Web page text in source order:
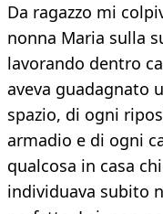
Da ragazzo mi
nonna Maria sulla
lavorando dentro
aveva guadagnato
spazio, di ogni
armadio e di ogni
qualcosa in casa
individuava subito